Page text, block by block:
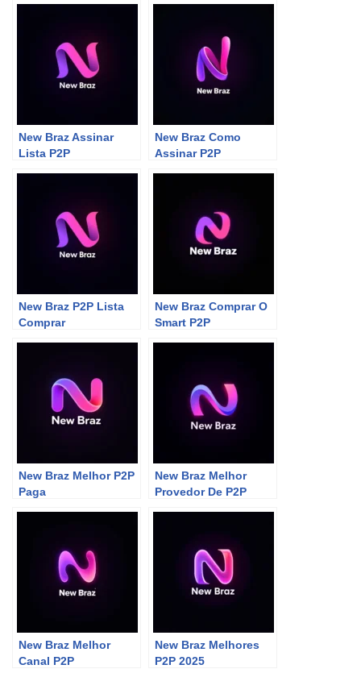
New Braz Assinar
Lista P2P
New Braz Como
Assinar P2P
New Braz P2P Lista
Comprar
New Braz Comprar O
Smart P2P
New Braz Melhor P2P
Paga
New Braz Melhor
Provedor De P2P
New Braz Melhor
Canal P2P
New Braz Melhores
P2P 2025